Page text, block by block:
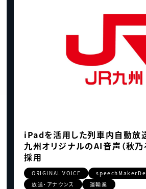
iPadを活用した列車内自動放
九州オリジナルのAI音声（秋乃
採用
ORIGINAL VOICE
放送・アナウンス
運輸業